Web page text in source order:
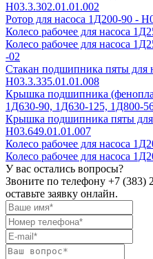
Н03.3.302.01.01.002
Ротор для насоса 1Д200-90 -
Колесо рабочее для насоса
Колесо рабочее для насоса
-02
Стакан подшипника пяты для
Н03.3.335.01.01.008
Крышка подшипника
1Д630-90, 1Д630-125, 1Д800-
Крышка подшипника пяты для
Н03.649.01.01.007
Колесо рабочее для насоса
Колесо рабочее для насоса
У вас остались вопросы?
Звоните по телефону +7 (383)
оставьте заявку онлайн.